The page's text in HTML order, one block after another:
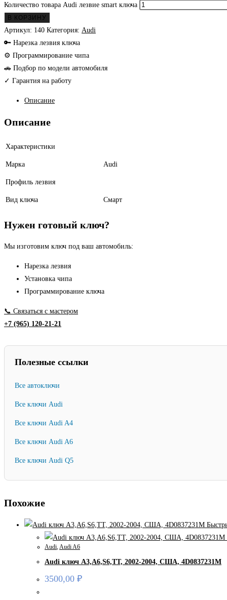
Количество товара Audi лезвие smart ключа
В КОРЗИНУ
Артикул: 140 Категория: Audi
🔑 Нарезка лезвия ключа
⚙ Программирование чипа
🚗 Подбор по модели автомобиля
✓ Гарантия на работу
Описание
Описание
Характеристики
Марка Audi
Профиль лезвия
Вид ключа Смарт
Нужен готовый ключ?
Мы изготовим ключ под ваш автомобиль:
Нарезка лезвия
Установка чипа
Программирование ключа
📞 Связаться с мастером
+7 (965) 120-21-21
Полезные ссылки
Все автоключи
Все ключи Audi
Все ключи Audi A4
Все ключи Audi A6
Все ключи Audi Q5
Похожие
Audi,Audi A6
Audi ключ A3,A6,S6,TT, 2002-2004, США, 4D0837231M
3500,00 ₽